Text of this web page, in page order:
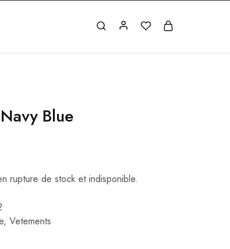
Blue
rupture de stock et indisponible.
, Vetements